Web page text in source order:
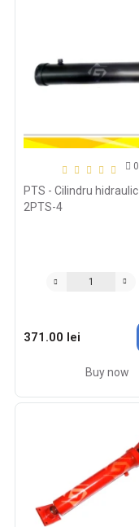
0
PTS - Cilindru hidraulic
2PTS-4
371.00 lei
Buy now